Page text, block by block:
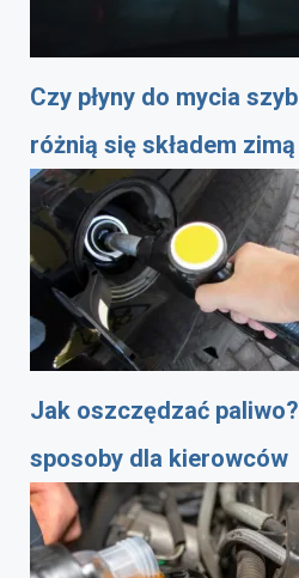
Czy płyny do mycia
różnią się składem
Jak oszczędzać
sposoby dla kierowców